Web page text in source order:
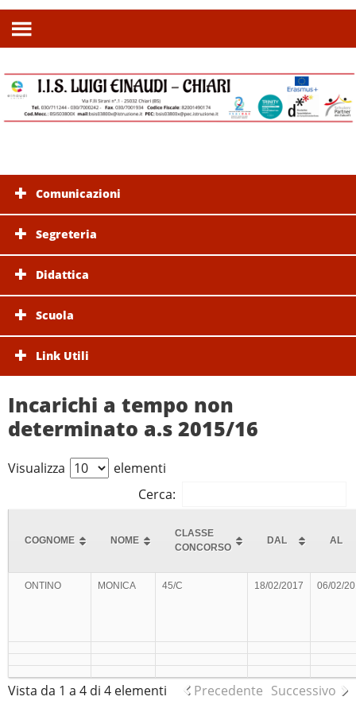
Comunicazioni
Segreteria
Didattica
Scuola
Link Utili
Incarichi a tempo non
determinato a.s 2015/16
Visualizza
elementi
Cerca:
COGNOME NOME
CLASSE
CONCORSO
DAL AL
ONTINO MONICA 45/C 18/02/2017 06/02/
Vista da 1 a 4 di 4 elementi Precedente Successivo